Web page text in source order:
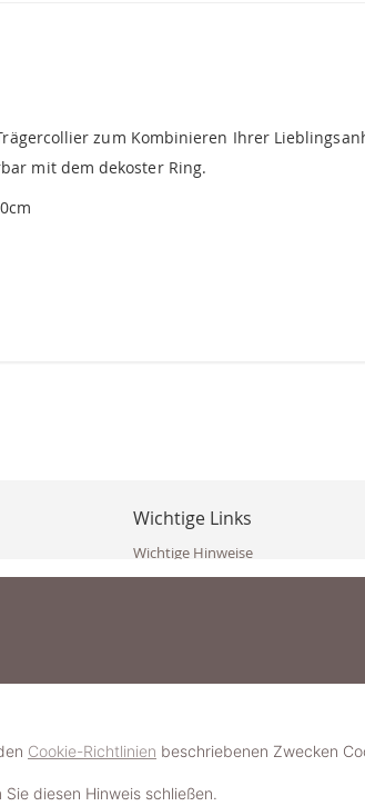
zum Kombinieren Ihrer
mit dem dekoster Ring.
Wichtige Links
Wichtige Hinweise
Häufig gestellte Fragen (FAQ)
Impressum
Schmuckerlebnis / Schmuckparty
Schmuck- & Styleguide werden
Cookie-Richtlinien beschriebenen Zwecken
diesen Hinweis schließen.